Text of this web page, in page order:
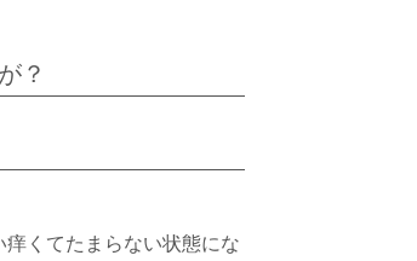
？
くてたまらない状態にな